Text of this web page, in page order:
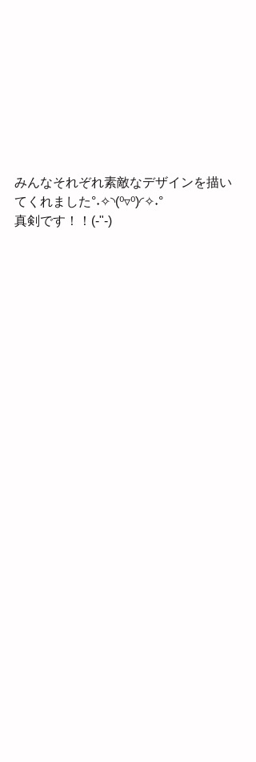
みんなそれぞれ素敵なデザインを描い
てくれました°˖✧◝(⁰▿⁰)◜✧˖°
真剣です！！(-"-)